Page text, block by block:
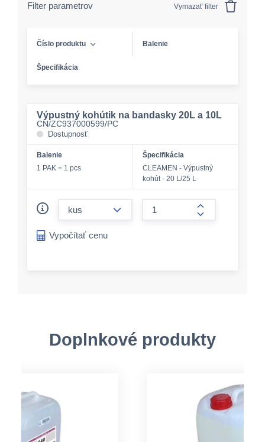
Filter parametrov Vymazať filter
Číslo produktu Balenie
Špecifikácia
Výpustný kohútik na bandasky 20L a 10L
CN/ZC937000599/PC
Dostupnosť
Balenie
1 PAK = 1 pcs
Špecifikácia
CLEAMEN - Výpustný
kohút - 20 L/25 L
form.increase-
Vypočítať cenu
Doplnkové produkty